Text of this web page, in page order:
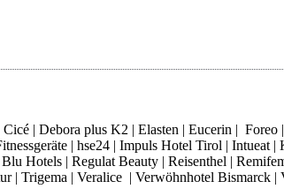
| Debora plus K2 | Elasten | Eucerin |
| hse24 | Impuls Hotel Tirol |
Hotels | Regulat Beauty | Reisenthel |
| Trigema | Veralice | Verwöhnhotel